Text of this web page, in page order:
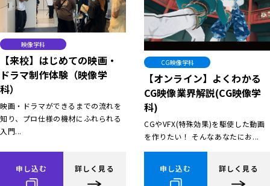
映像学科
【来校】はじめての映画・
ドラマ制作体験（映像学
科）
映画・ドラマができるまでの流れを
知り、プロ仕様の機材にふれられる
入門...
申し込む 詳しく見る
CG映像学科
【オンライン】よくわかる
CG映像業界解説(CG映像学
科)
CGやVFX(特殊効果)を駆使した動画
を作りたい！ そんなあなたにお...
申し込む 詳しく見る